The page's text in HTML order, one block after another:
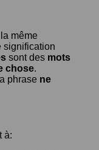
même
signification
sont des mots
chose.
phrase ne
à: